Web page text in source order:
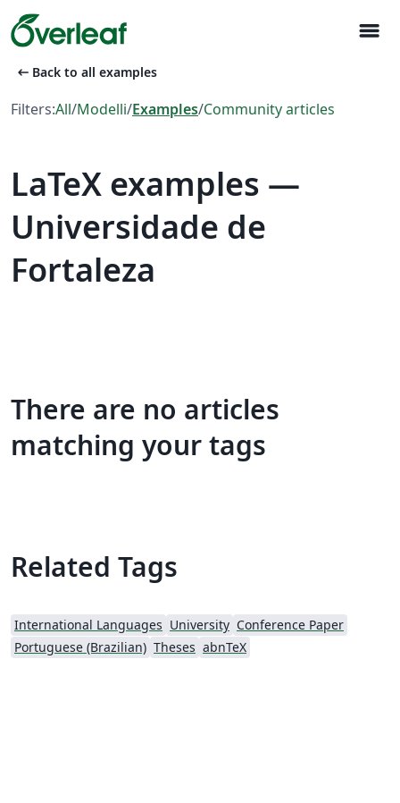
menu
arrow_left_alt Back to all examples
Filters:All/Modelli/Examples/Community articles
LaTeX examples —
Universidade de
Fortaleza
There are no articles
matching your tags
Related Tags
International Languages University Conference Paper
Portuguese (Brazilian) Theses abnTeX